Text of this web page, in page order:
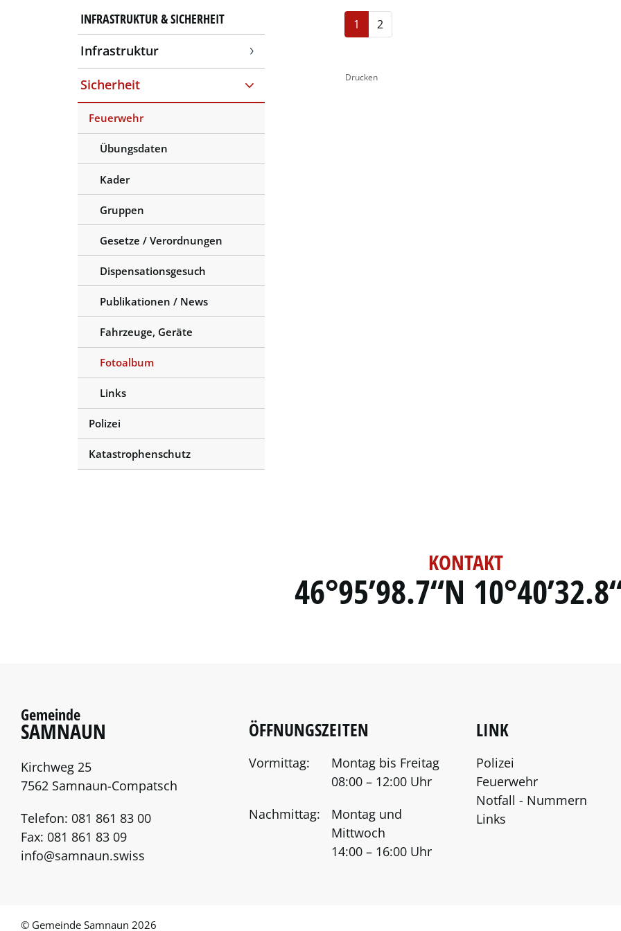
INFRASTRUKTUR & SICHERHEIT
Infrastruktur
Sicherheit
Feuerwehr
Übungsdaten
Kader
Gruppen
Gesetze / Verordnungen
Dispensationsgesuch
Publikationen / News
Fahrzeuge, Geräte
Fotoalbum
Links
Polizei
Katastrophenschutz
1 2
Drucken
46°95’98.7“N
KONTAKT
Gemeinde
SAMNAUN
Kirchweg 25
7562 Samnaun-Compatsch
Telefon: 081 861 83 00
Fax: 081 861 83 09
info@samnaun.swiss
ÖFFNUNGSZEITEN
Vormittag:
Montag bis Freitag
08:00 – 12:00 Uhr
Nachmittag:
Montag und
Mittwoch
14:00 – 16:00 Uhr
LINK
Polizei
Feuerwehr
Notfall - Nummern
Links
© Gemeinde Samnaun 2026